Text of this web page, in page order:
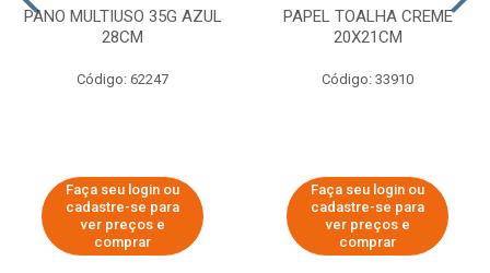
PANO MULTIUSO 35G AZUL
28CM
Código: 62247
Faça seu login ou
cadastre-se para
ver preços e
comprar
PAPEL TOALHA CREME
20X21CM
Código: 33910
Faça seu login ou
cadastre-se para
ver preços e
comprar